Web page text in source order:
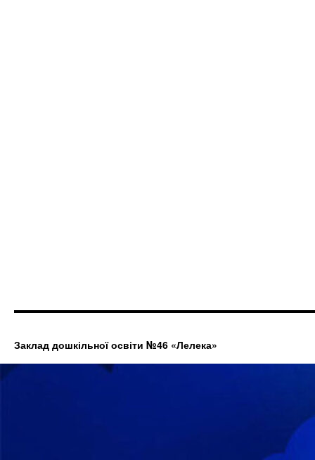
Заклад дошкільної освіти №46 «Лелека»